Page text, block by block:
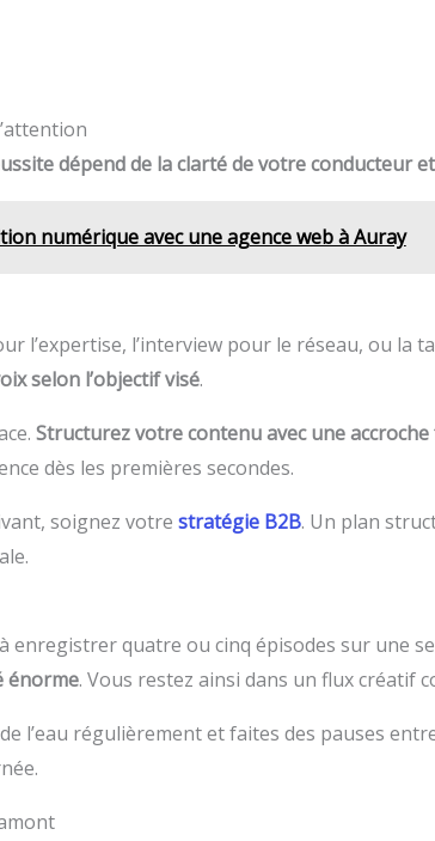
dépend de la clarté de votre conducteur
numérique avec une agence web à Auray
l’expertise, l’interview pour le réseau, ou la
selon l’objectif visé.
Structurez votre contenu avec une
dès les premières secondes.
soignez votre stratégie B2B. Un plan
enregistrer quatre ou cinq épisodes sur une
énorme. Vous restez ainsi dans un flux créatif
l’eau régulièrement et faites des pauses